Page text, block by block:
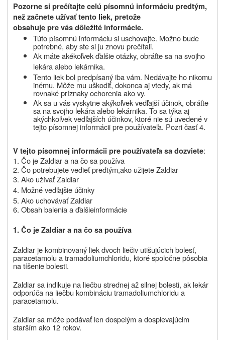
Pozorne si prečítajte celú písomnú informáciu predtým,
než začnete užívať tento liek, pretože
obsahuje pre vás dôležité informácie.
Túto písomnú informáciu si uschovajte. Možno bude
potrebné, aby ste si ju znovu prečítali.
Ak máte akékoľvek ďalšie otázky, obráťte sa na svojho
lekára alebo lekárnika.
Tento liek bol predpísanýiba vám. Nedávajte ho nikomu
inému. Môže mu uškodiť, dokonca aj vtedy, ak má
rovnaké príznakyochoreniaako vy.
Aksa u vás vyskytneakýkoľvek vedľajší účinok, obráťte
sa na svojho lekára alebo lekárnika. To sa týka aj
akýchkoľvek vedľajších účinkov, ktoré nie sú uvedené v
tejto písomnej informácii pre používateľa. Pozri časť 4.
V tejto písomnej informácii pre používateľa sa dozviete:
1. Čo je Zaldiar a na čo sa používa
2. Čo potrebujete vedieť predtým,ako užijete Zaldiar
3. Ako užívať Zaldiar
4. Možné vedľajšie účinky
5. Ako uchovávať Zaldiar
6. Obsah balenia a ďalšieinformácie
1. Čo je Zaldiar a na čo sa používa
Zaldiarje kombinovaný liek dvoch liečiv utišujúcich bolesť,
paracetamolu a tramadoliumchloridu, ktoré spoločne pôsobia
na tíšenie bolesti.
Zaldiarsa indikuje na liečbu strednej až silnej bolesti, ak lekár
odporúča na liečbu kombináciu tramadoliumchloridu a
paracetamolu.
Zaldiarsa môže podávať len dospelým a dospievajúcim
starším ako 12 rokov.